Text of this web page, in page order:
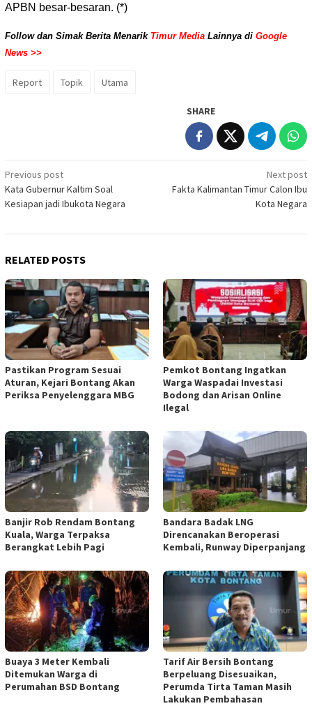
APBN besar-besaran. (*)
Follow dan Simak Berita Menarik Timur Media Lainnya di Google
News >>
Report Topik Utama
SHARE
Post
navigation
Previous post
Kata Gubernur Kaltim Soal
Kesiapan jadi Ibukota Negara
Next post
Fakta Kalimantan Timur Calon Ibu
Kota Negara
RELATED POSTS
Pastikan Program Sesuai
Aturan, Kejari Bontang Akan
Periksa Penyelenggara MBG
Pemkot Bontang Ingatkan
Warga Waspadai Investasi
Bodong dan Arisan Online
Ilegal
Banjir Rob Rendam Bontang
Kuala, Warga Terpaksa
Berangkat Lebih Pagi
Bandara Badak LNG
Direncanakan Beroperasi
Kembali, Runway Diperpanjang
Buaya 3 Meter Kembali
Ditemukan Warga di
Perumahan BSD Bontang
Tarif Air Bersih Bontang
Berpeluang Disesuaikan,
Perumda Tirta Taman Masih
Lakukan Pembahasan